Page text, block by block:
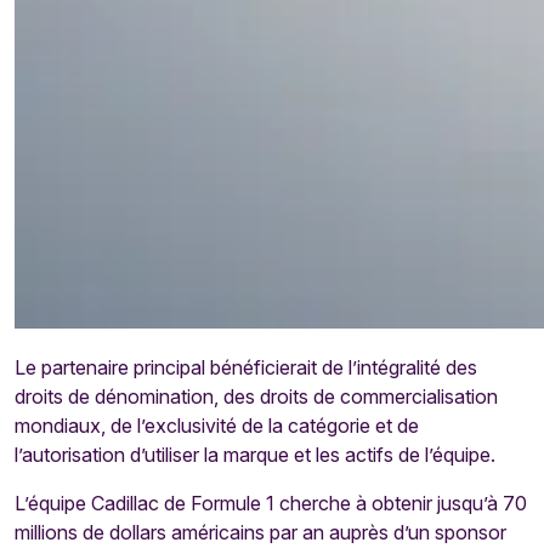
Le partenaire principal bénéficierait de l’intégralité des
droits de dénomination, des droits de commercialisation
mondiaux, de l’exclusivité de la catégorie et de
l’autorisation d’utiliser la marque et les actifs de l’équipe.
L’équipe Cadillac de Formule 1 cherche à obtenir jusqu’à 70
millions de dollars américains par an auprès d’un sponsor